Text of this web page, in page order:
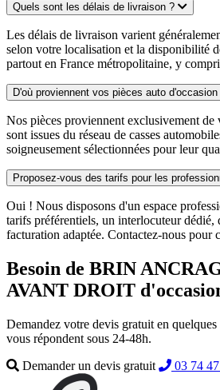
Quels sont les délais de livraison ?
Les délais de livraison varient
selon votre localisation et la disponibilité
partout en France métropolitaine, y
D'où proviennent vos pièces auto d'occasion
Nos pièces proviennent exclusivement de
sont issues du réseau de casses
soigneusement sélectionnées pour leur
Proposez-vous des tarifs pour les
Oui ! Nous disposons d'un espace
tarifs préférentiels, un interlocuteur dédié,
facturation adaptée. Contactez-nous pour
Besoin de BRIN
AVANT DROIT
Demandez votre devis gratuit en quelques
vous répondent sous 24-48h.
Demander un devis gratuit
03 74